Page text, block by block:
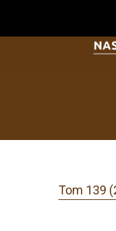
Tom 139